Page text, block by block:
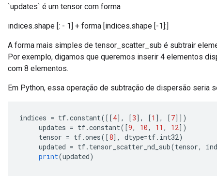
`updates` é um tensor com forma
indices.shape [: - 1] + forma [indices.shape [-1]:]
A forma mais simples de tensor_scatter_sub é subtrair
Por exemplo, digamos que queremos inserir 4 elementos
com 8 elementos.
Em Python, essa operação de subtração de dispersão seria
indices = tf.constant([[4], [3], [1 ], [7]])
updates = tf.constant([9, 10, 11 , 12])
tensor = tf.ones([8], dtype=tf. int32)
updated = tf. tensor_scatter_nd_sub(tensor,
print(updated)